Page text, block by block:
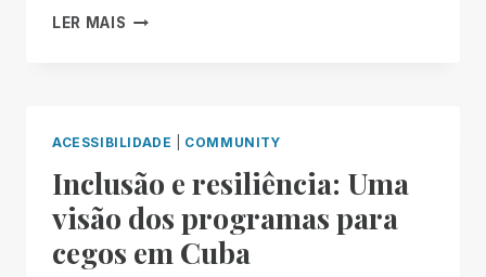
LER MAIS DESIGN
ACESSIBILIDADE
INCIDENTAL:
POR
QUE
SUA
SOLUÇÃO
DE
ACESSIBILIDADE COMMUNITY
Inclusão e resiliência: Uma
visão dos programas para
cegos em Cuba